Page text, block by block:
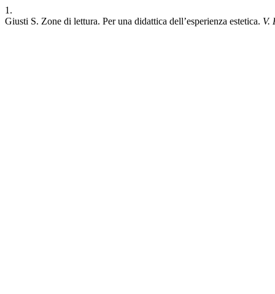
1.
Giusti S. Zone di lettura. Per una didattica dell’esperienza estetica. V.